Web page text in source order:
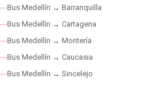
Bus Medellín → Barranquilla
Bus Medellín → Cartagena
Bus Medellín → Montería
Bus Medellín → Caucasia
Bus Medellín → Sincelejo